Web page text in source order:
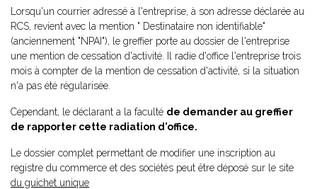
Lorsqu'un courrier adressé à l'entreprise, à son adresse déclarée au
RCS, revient avec la mention " Destinataire non identifiable"
(anciennement "NPAI"), le greffier porte au dossier de l'entreprise
une mention de cessation d'activité. Il radie d'office l'entreprise trois
mois à compter de la mention de cessation d'activité, si la situation
n'a pas été régularisée.
Cependant, le déclarant a la faculté de demander au greffier
de rapporter cette radiation d'office.
Le dossier complet permettant de modifier une inscription au
registre du commerce et des sociétés peut être déposé sur le site
du guichet unique